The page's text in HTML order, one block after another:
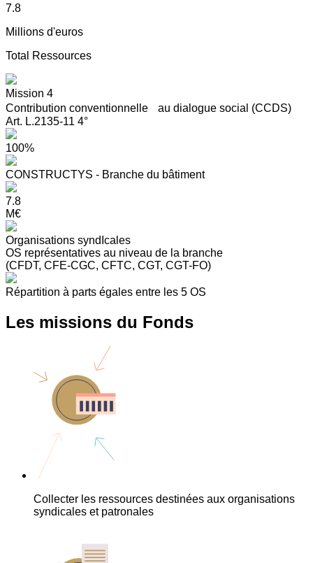
7.8
Millions d'euros
Total Ressources
Mission 4
Contribution conventionnelle au dialogue social (CCDS)
Art. L.2135-11 4°
100%
CONSTRUCTYS - Branche du bâtiment
7.8
M€
Organisations syndIcales
OS représentatives au niveau de la branche
(CFDT, CFE-CGC, CFTC, CGT, CGT-FO)
Répartition à parts égales entre les 5 OS
Les missions du Fonds
Collecter les ressources destinées aux organisations
syndicales et patronales